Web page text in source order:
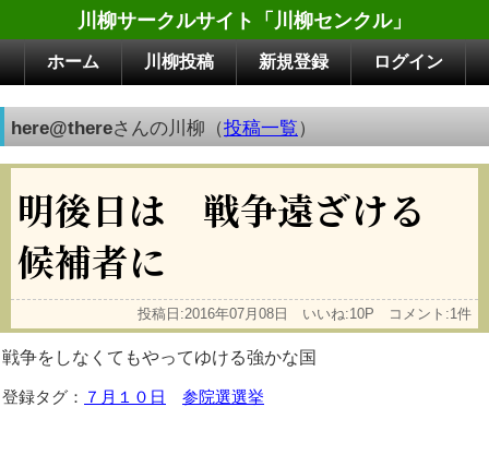
川柳サークルサイト「川柳センクル」
ホーム 川柳投稿 新規登録 ログイン
here@thereさんの川柳（投稿一覧）
明後日は 戦争遠ざける
候補者に
投稿日:2016年07月08日 いいね:10P コメント:1件
戦争をしなくてもやってゆける強かな国
登録タグ： ７月１０日 参院選選挙